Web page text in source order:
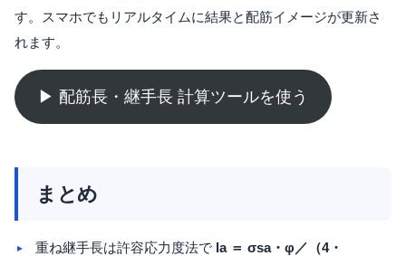
す。スマホでもリアルタイムに結果と配筋イメージが更新さ
れます。
▶ 配筋長・継手長 計算ツールを使う
まとめ
重ね継手長は許容応力度法で la ＝ σsa・φ／（4・